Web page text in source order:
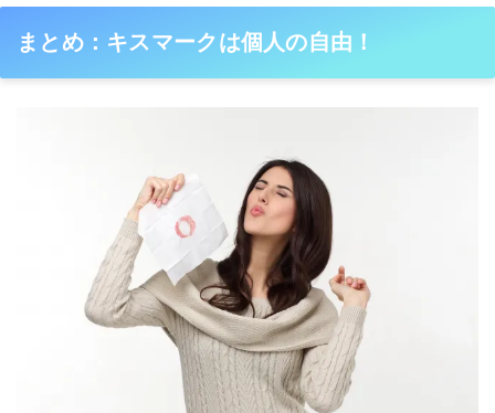
まとめ：キスマークは個人の自由！